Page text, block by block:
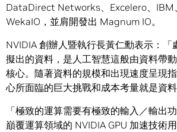
DataDirect Networks、Excelero、IBM
WekaIO，並肩開發出 Magnum IO。
NVIDIA 創辦人暨執行長黃仁勳表示：「
擬出的資料，是人工智慧這般由資料帶
核心。隨著資料的規模和出現速度呈現
心所面臨的巨大挑戰和成本考量就是資料
「極致的運算需要有極致的輸入／輸出
巔覆運算領域的 NVIDIA GPU 加速技術